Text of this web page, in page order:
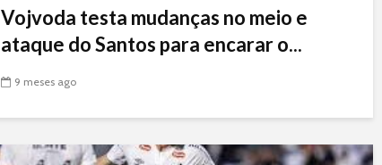
Vojvoda testa mudanças no meio e
ataque do Santos para encarar o...
9 meses ago